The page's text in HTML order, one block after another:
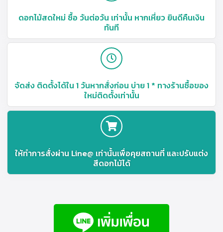
ดอกไม้สดใหม่ ซื้อ วันต่อวัน เท่านั้น หากเหี่ยว ยินดีคืนเงิน
ทันที
จัดส่ง ติดตั้งได้ใน 1 วันหากสั่งก่อน บ่าย 1 * ทางร้านซื้อของ
ใหม่ติดตั้งเท่านั้น
ให้ทำการสั่งผ่าน Line@ เท่านั้นเพื่อคุยสถานที่ และปรับแต่ง
สีดอกไม้ได้